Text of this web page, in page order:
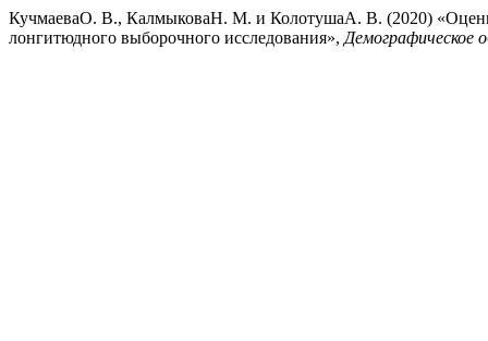
КучмаеваО. В., КалмыковаН. М. и КолотушаА. В. (2020)
лонгитюдного выборочного исследования», Демографическое